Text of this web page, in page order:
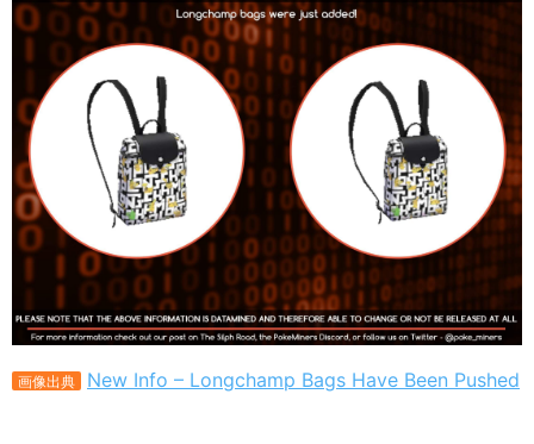
画像出典 New Info – Longchamp Bags Have Been Pushed